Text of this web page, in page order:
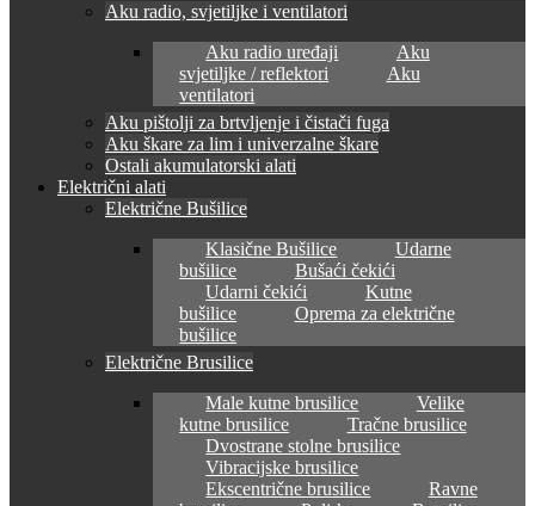
Aku radio, svjetiljke i ventilatori
Aku radio uređaji
Aku
svjetiljke / reflektori
Aku
ventilatori
Aku pištolji za brtvljenje i čistači fuga
Aku škare za lim i univerzalne škare
Ostali akumulatorski alati
Električni alati
Električne Bušilice
Klasične Bušilice
Udarne
bušilice
Bušaći čekići
Udarni čekići
Kutne
bušilice
Oprema za električne
bušilice
Električne Brusilice
Male kutne brusilice
Velike
kutne brusilice
Tračne brusilice
Dvostrane stolne brusilice
Vibracijske brusilice
Ekscentrične brusilice
Ravne